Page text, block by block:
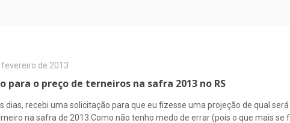
fevereiro de 2013
para o preço de terneiros na safra 2013 no RS
dias, recebi uma solicitação para que eu fizesse uma projeção de qual
na safra de 2013.Como não tenho medo de errar (pois o que mais se